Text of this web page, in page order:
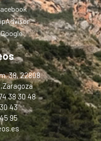
38, 22808
38 30 48
43
95